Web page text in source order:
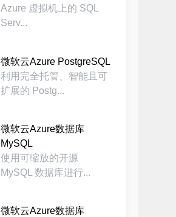
Azure 虚拟机上的 SQL
Serv...
微软云Azure PostgreSQL
利用完全托管、智能且可
扩展的 Postg...
微软云Azure数据库
MySQL
使用可缩放的开源
MySQL 数据库进行...
微软云Azure数据库